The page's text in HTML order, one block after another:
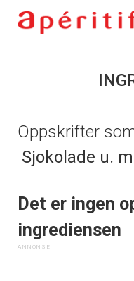
Oppskrifter
Sjokolade u.
Det er ingen
ingrediensen